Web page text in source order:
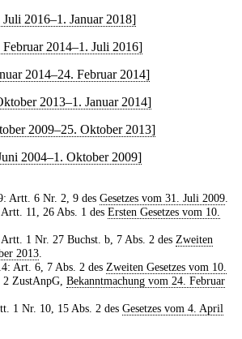
Juli 2016–1. Januar 2018]
Februar 2014–1. Juli 2016]
2014–24. Februar 2014]
2013–1. Januar 2014]
2009–25. Oktober 2013]
2004–1. Oktober 2009]
Artt. 6 Nr. 2, 9 des Gesetzes vom 31. Juli 2009.
11, 26 Abs. 1 des Ersten Gesetzes vom 10.
1 Nr. 27 Buchst. b, 7 Abs. 2 des Zweiten
2013
Art. 6, 7 Abs. 2 des Zweiten Gesetzes vom 10.
2 ZustAnpG, Bekanntmachung vom 24. Februar
1 Nr. 10, 15 Abs. 2 des Gesetzes vom 4. April